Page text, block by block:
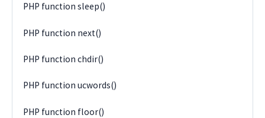
PHP function sleep()
PHP function next()
PHP function chdir()
PHP function ucwords()
PHP function floor()